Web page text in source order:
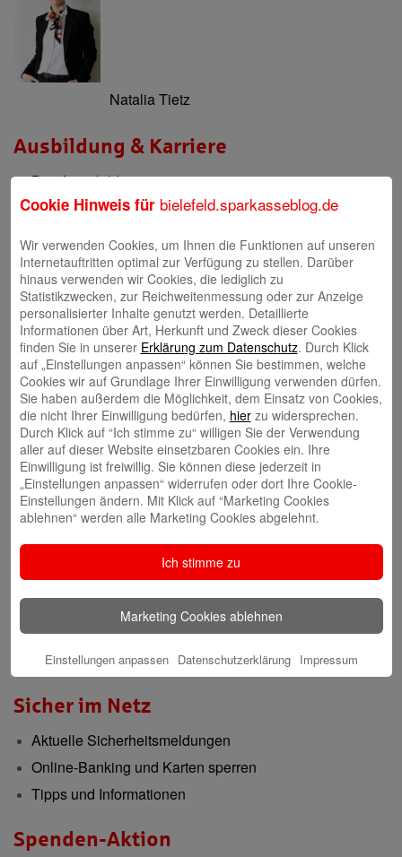
Natalia Tietz
Ausbildung & Karriere
Berufsausbildung
Berufsorientierung & Praktikum
Filialen
Filialen und Geldautomaten
Internet-Filiale und Online-Banking
Video-Beratung in der Internet-Filiale
Gründerberatung
GründerCenter
Immobilien
ImmobilienCenter
Nachhaltigkeit
Verantwortungsvoll für die Menschen und die Region
Presse-Center
Aktuelle Meldungen
Sicher im Netz
Aktuelle Sicherheitsmeldungen
Online-Banking und Karten sperren
Tipps und Informationen
Spenden-Aktion
Cookie Hinweis für bielefeld.sparkasseblog.de
Wir verwenden Cookies, um Ihnen die Funktionen auf unseren
Internetauftritten optimal zur Verfügung zu stellen. Darüber
hinaus verwenden wir Cookies, die lediglich zu
Statistikzwecken, zur Reichweitenmessung oder zur Anzeige
personalisierter Inhalte genutzt werden. Detaillierte
Informationen über Art, Herkunft und Zweck dieser Cookies
finden Sie in unserer Erklärung zum Datenschutz. Durch Klick
auf „Einstellungen anpassen“ können Sie bestimmen, welche
Cookies wir auf Grundlage Ihrer Einwilligung verwenden dürfen.
Sie haben außerdem die Möglichkeit, dem Einsatz von Cookies,
die nicht Ihrer Einwilligung bedürfen, hierzu widersprechen.
Durch Klick auf “Ich stimme zu“ willigen Sie der Verwendung
aller auf dieser Website einsetzbaren Cookies ein. Ihre
Einwilligung ist freiwillig. Sie können diese jederzeit in
„Einstellungen anpassen“ widerrufen oder dort Ihre Cookie-
Einstellungen ändern. Mit Klick auf “Marketing Cookies
ablehnen“ werden alle Marketing Cookies abgelehnt.
Ich stimme zu
Marketing Cookies ablehnen
Einstellungen anpassen Datenschutzerklärung Impressum